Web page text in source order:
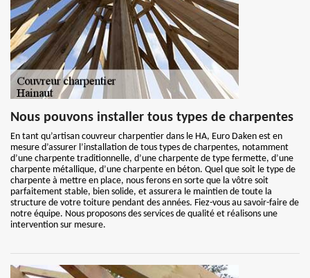
Nous pouvons installer tous types de charpentes
En tant qu’artisan couvreur charpentier dans le HA, Euro Daken est en
mesure d’assurer l’installation de tous types de charpentes, notamment
d’une charpente traditionnelle, d’une charpente de type fermette, d’une
charpente métallique, d’une charpente en béton. Quel que soit le type de
charpente à mettre en place, nous ferons en sorte que la vôtre soit
parfaitement stable, bien solide, et assurera le maintien de toute la
structure de votre toiture pendant des années. Fiez-vous au savoir-faire de
notre équipe. Nous proposons des services de qualité et réalisons une
intervention sur mesure.